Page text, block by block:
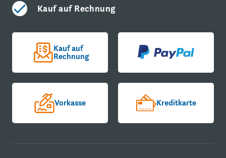
Kauf auf Rechnung
Kauf auf
Rechnung
Vorkasse Kreditkarte